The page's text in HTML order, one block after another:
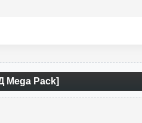
Mega Pack]